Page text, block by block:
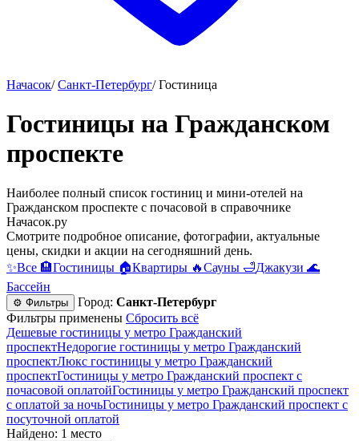
Начасок/ Санкт-Петербург/ Гостиница
Гостиницы на Гражданском
проспекте
Наиболее полный список гостиниц и мини-отелей на
Гражданском проспекте c почасовой в справочнике
Начасок.ру
Смотрите подробное описание, фотографии, актуальные
цены, скидки и акции на сегодняшний день.
✨Все 🏨Гостиницы 🏠Квартиры 🔥Сауны 🛁Джакузи 🌊
Бассейн
⚙ Фильтры Город: Санкт-Петербург
Фильтры применены Сбросить всё
Дешевые гостиницы у метро Гражданский
проспектНедорогие гостиницы у метро Гражданский
проспектЛюкс гостиницы у метро Гражданский
проспектГостиницы у метро Гражданский проспект c
почасовой оплатойГостиницы у метро Гражданский проспект
с оплатой за ночьГостиницы у метро Гражданский проспект c
посуточной оплатой
Найдено: 1 место